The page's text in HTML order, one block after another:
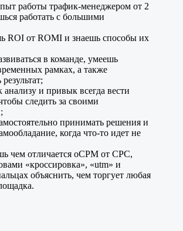
работы трафик-менеджером от 2
работать с большими
ROI от ROMI и знаешь способы их
в команде, умеешь
рамках, а также
и привык всегда вести
следить за своими
принимать решения и
когда что-то идет не
чем отличается oCPM от CPC,
«кроссировка», «utm» и
объяснить, чем торгует любая